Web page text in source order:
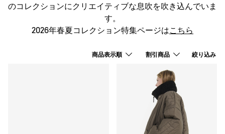
のコレクションにクリエイティブな息吹を吹き込んでいま
す。
2026年春夏コレクション特集ページはこちら
商品表示順 割引商品 絞り込み